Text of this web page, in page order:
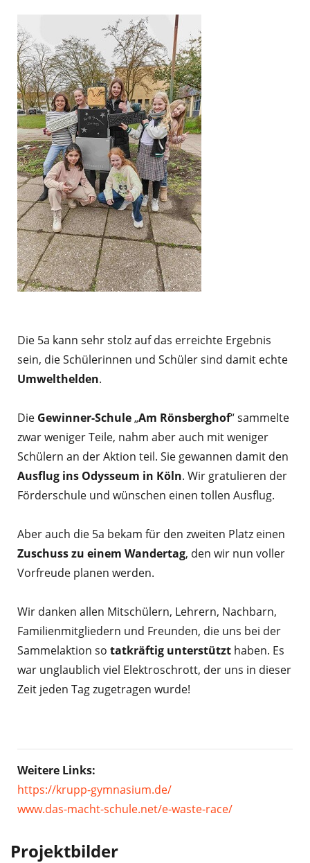
Die 5a kann sehr stolz auf das erreichte Ergebnis
sein, die Schülerinnen und Schüler sind damit echte
Umwelthelden.
Die Gewinner-Schule„Am Rönsberghof“ sammelte
zwar weniger Teile, nahm aber auch mit weniger
Schülern an der Aktion teil. Sie gewannen damit den
Ausflug ins Odysseum in Köln. Wir gratulieren der
Förderschule und wünschen einen tollen Ausflug.
Aber auch die 5a bekam für den zweiten Platz einen
Zuschuss zu einem Wandertag, den wir nun voller
Vorfreude planen werden.
Wir danken allen Mitschülern, Lehrern, Nachbarn,
Familienmitgliedern und Freunden, die uns bei der
Sammelaktion so tatkräftig unterstützt haben. Es
war unglaublich viel Elektroschrott, der uns in dieser
Zeit jeden Tag zugetragen wurde!
Weitere Links:
https://krupp-gymnasium.de/
www.das-macht-schule.net/e-waste-race/
Projektbilder